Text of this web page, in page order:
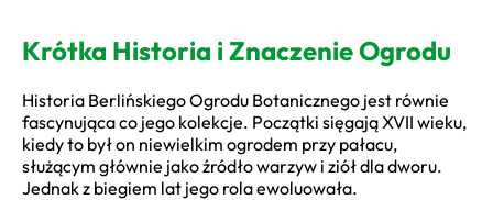
Krótka Historia i Znaczenie Ogrodu
Historia Berlińskiego Ogrodu Botanicznego jest równie
fascynująca co jego kolekcje. Początki sięgają XVII wieku,
kiedy to był on niewielkim ogrodem przy pałacu,
służącym głównie jako źródło warzyw i ziół dla dworu.
Jednak z biegiem lat jego rola ewoluowała.